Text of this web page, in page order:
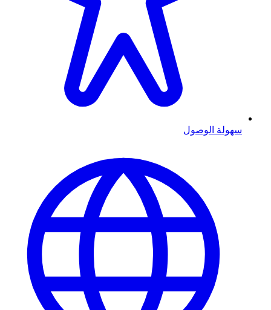
سهولة الوصول